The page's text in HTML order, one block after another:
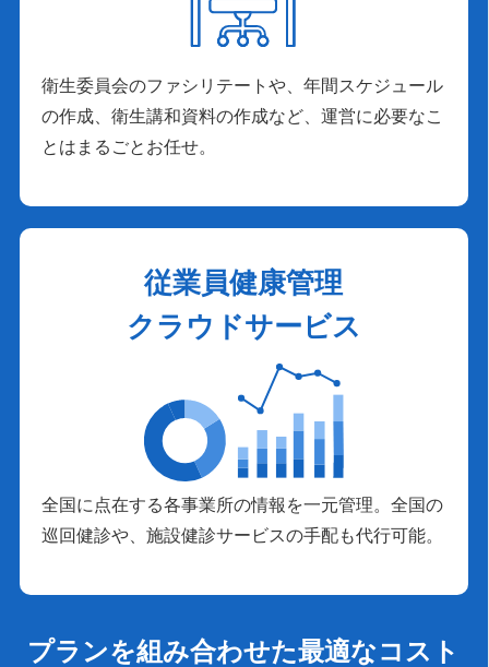
衛生委員会のファシリテートや、年間スケジュール
の作成、衛生講和資料の作成など、運営に必要なこ
とはまるごとお任せ。
従業員健康管理
クラウドサービス
全国に点在する各事業所の情報を一元管理。全国の
巡回健診や、施設健診サービスの手配も代行可能。
プランを組み合わせた最適なコスト